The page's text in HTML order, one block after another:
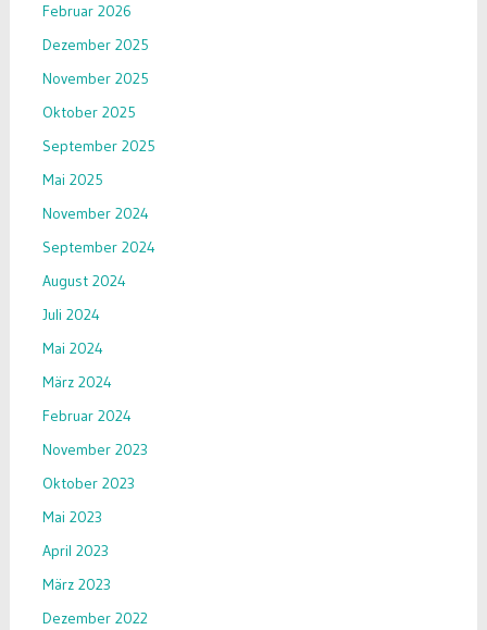
Februar 2026
Dezember 2025
November 2025
Oktober 2025
September 2025
Mai 2025
November 2024
September 2024
August 2024
Juli 2024
Mai 2024
März 2024
Februar 2024
November 2023
Oktober 2023
Mai 2023
April 2023
März 2023
Dezember 2022